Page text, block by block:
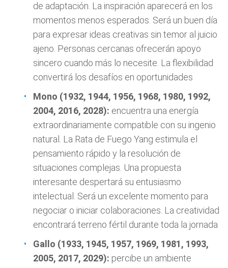
de adaptación. La inspiración aparecerá en los
momentos menos esperados. Será un buen día
para expresar ideas creativas sin temor al juicio
ajeno. Personas cercanas ofrecerán apoyo
sincero cuando más lo necesite. La flexibilidad
convertirá los desafíos en oportunidades
Mono (1932, 1944, 1956, 1968, 1980, 1992,
2004, 2016, 2028): encuentra una energía
extraordinariamente compatible con su ingenio
natural. La Rata de Fuego Yang estimula el
pensamiento rápido y la resolución de
situaciones complejas. Una propuesta
interesante despertará su entusiasmo
intelectual. Será un excelente momento para
negociar o iniciar colaboraciones. La creatividad
encontrará terreno fértil durante toda la jornada
Gallo (1933, 1945, 1957, 1969, 1981, 1993,
2005, 2017, 2029): percibe un ambiente